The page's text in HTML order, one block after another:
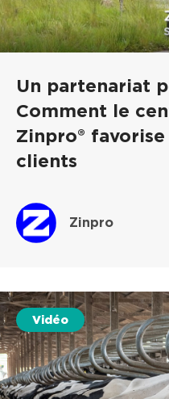
Un partenariat
Comment le
Zinpro®
clients
Zinpro
Vidéo